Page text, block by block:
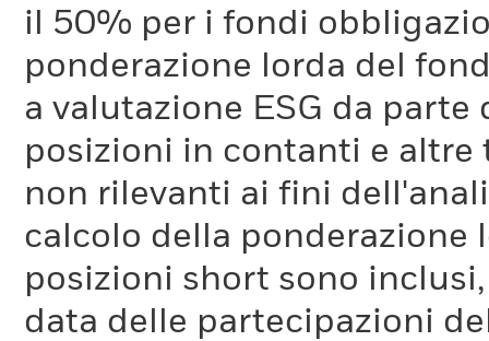
il 50% per i fondi
ponderazione lorda del
a valutazione ESG da parte
posizioni in contanti e
non rilevanti ai fini
calcolo della ponderazione
posizioni short sono
data delle partecipazioni